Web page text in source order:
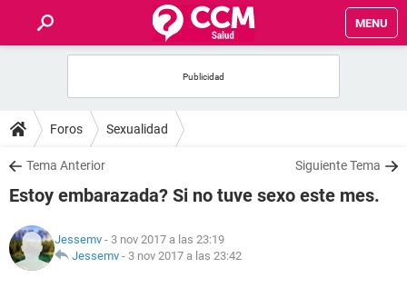
MENU
FOROS
SALUD
FAMILIA
NUTRICIÓN
Foros Sexualidad
Tema Anterior Siguiente Tema
Estoy embarazada? Si no tuve sexo este mes.
Jessemv - 3 nov 2017 a las 23:19
Jessemv - 3 nov 2017 a las 23:42